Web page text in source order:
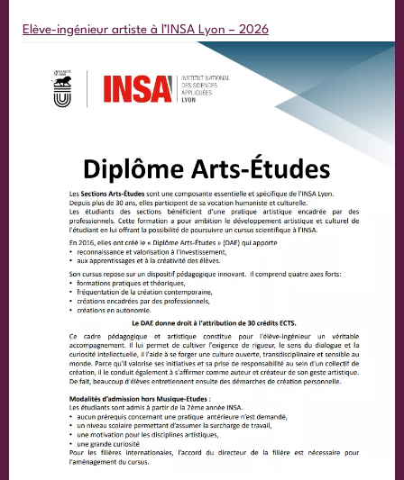
Elève-ingénieur artiste à l’INSA Lyon – 2026